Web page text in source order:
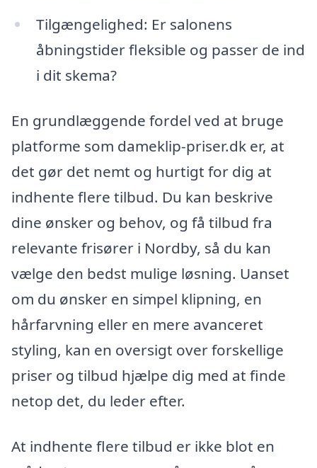
Tilgængelighed: Er salonens
åbningstider fleksible og passer de ind
i dit skema?
En grundlæggende fordel ved at bruge
platforme som dameklip-priser.dk er, at
det gør det nemt og hurtigt for dig at
indhente flere tilbud. Du kan beskrive
dine ønsker og behov, og få tilbud fra
relevante frisører i Nordby, så du kan
vælge den bedst mulige løsning. Uanset
om du ønsker en simpel klipning, en
hårfarvning eller en mere avanceret
styling, kan en oversigt over forskellige
priser og tilbud hjælpe dig med at finde
netop det, du leder efter.
At indhente flere tilbud er ikke blot en